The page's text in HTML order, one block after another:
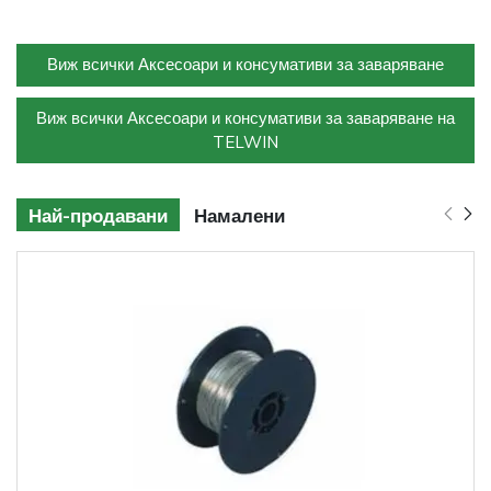
Виж всички Аксесоари и консумативи за заваряване
Виж всички Аксесоари и консумативи за заваряване на
TELWIN
Най-продавани Намалени